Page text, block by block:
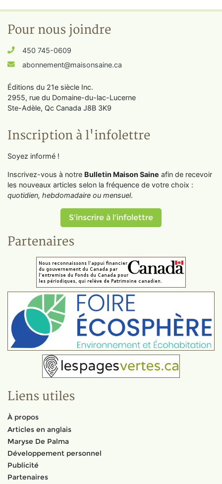
Pour nous joindre
450 745-0609
abonnement@maisonsaine.ca
Éditions du 21e siècle Inc.
2955, rue du Domaine-du-lac-Lucerne
Ste-Adèle, Qc Canada J8B 3K9
Inscription à l'infolettre
Soyez informé !
Inscrivez-vous à notre Bulletin Maison Saine afin de recevoir
les nouveaux articles selon la fréquence de votre choix :
quotidien, hebdomadaire ou mensuel.
S'inscrire à l'infolettre
Partenaires
Liens utiles
À propos
Articles en anglais
Maryse De Palma
Développement personnel
Publicité
Partenaires